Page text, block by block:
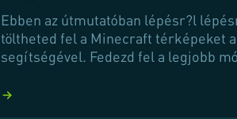
Ebben az útmutatóban lépésr?l
töltheted fel a Minecraft térképeket
segítségével. Fedezd fel a legjobb
játékosok számára. Tarts velünk, és